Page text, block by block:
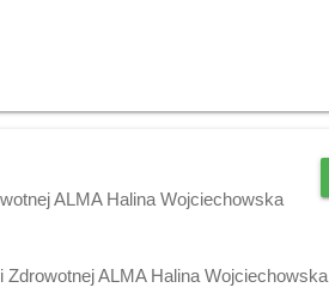
ALMA Halina Wojciechowska
Zdrowotnej ALMA Halina Wojciechowska